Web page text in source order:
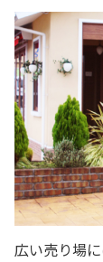
広い売り場